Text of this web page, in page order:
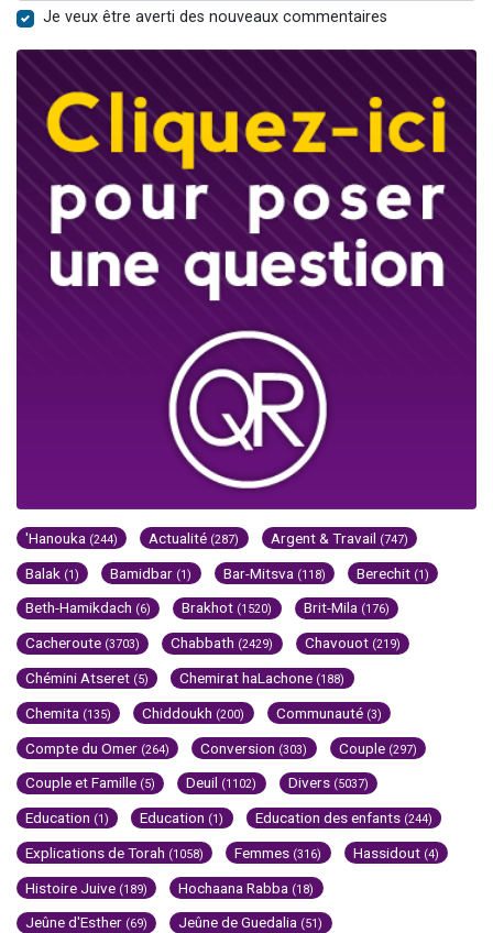
Je veux être averti des nouveaux commentaires
'Hanouka (244) Actualité (287) Argent & Travail (747)
Balak (1) Bamidbar (1) Bar-Mitsva (118) Berechit (1)
Beth-Hamikdach (6) Brakhot (1520) Brit-Mila (176)
Cacheroute (3703) Chabbath (2429) Chavouot (219)
Chémini Atseret (5) Chemirat haLachone (188)
Chemita (135) Chiddoukh (200) Communauté (3)
Compte du Omer (264) Conversion (303) Couple (297)
Couple et Famille (5) Deuil (1102) Divers (5037)
Education (1) Education (1) Education des enfants (244)
Explications de Torah (1058) Femmes (316) Hassidout (4)
Histoire Juive (189) Hochaana Rabba (18)
Jeûne d'Esther (69) Jeûne de Guedalia (51)